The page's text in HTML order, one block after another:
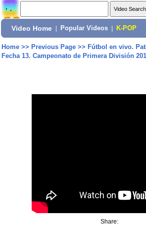
Video Home Popular Videos K-POP
Home>> Previous Page>> Fútbol en vivo.
Fecha 13. Campeonato de Primera División
Share: